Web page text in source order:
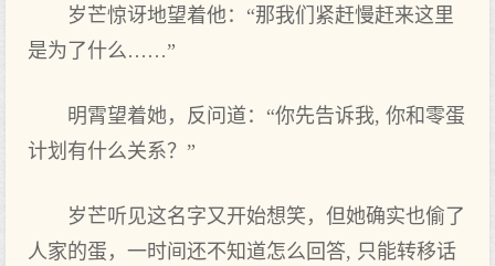
岁芒惊讶地望着他：“那我们紧赶慢赶来这里
是为了什么……”
明霄望着她，反问道：“你先告诉我, 你和零蛋
计划有什么关系？”
岁芒听见这名字又开始想笑，但她确实也偷了
人家的蛋，一时间还不知道怎么回答, 只能转移话